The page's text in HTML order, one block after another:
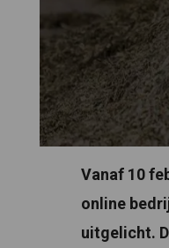
Vanaf 10
online
uitgelicht.